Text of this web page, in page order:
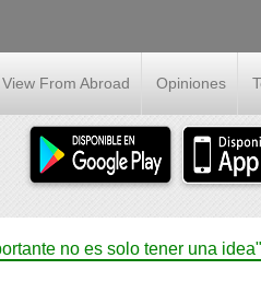
View From Abroad Opiniones
no es solo tener una idea"